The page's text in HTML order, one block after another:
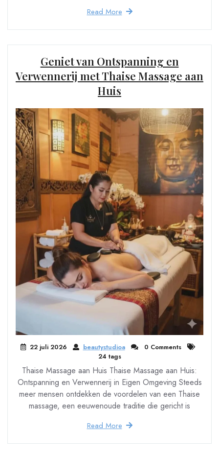
Read More
Geniet van Ontspanning en
Verwennerij met Thaise Massage aan
Huis
22 juli 2026 beautystudioa
0 Comments
24 tags
Thaise Massage aan Huis Thaise Massage aan Huis:
Ontspanning en Verwennerij in Eigen Omgeving Steeds
meer mensen ontdekken de voordelen van een Thaise
massage, een eeuwenoude traditie die gericht is
Read More